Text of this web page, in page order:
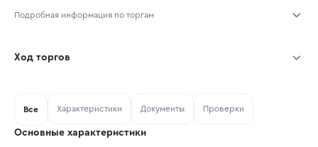
Подробная информация по торгам
Тип аукциона: Открытые торги
Ход торгов
Все Характеристики Документы Проверки
Основные характеристики